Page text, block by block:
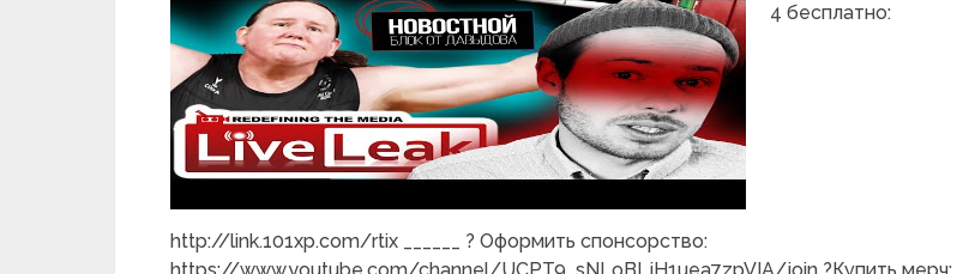
4 бесплатно:
http://link.101xp.com/rtix ______ ? Оформить спонсорство: